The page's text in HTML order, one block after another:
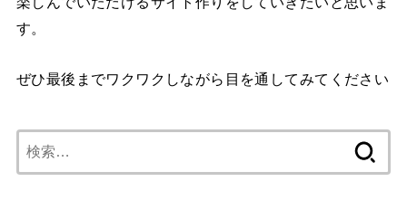
す。
ぜひ最後までワクワクしながら目を通してみてください
索: